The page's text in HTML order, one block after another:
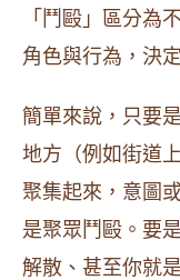
「鬥毆」區分為
角色與行為，決
簡單來說，只要
地方（例如街道
聚集起來，意圖
是聚眾鬥毆。要
解散、甚至你就